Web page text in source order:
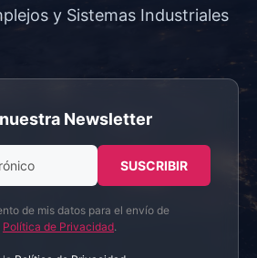
y Sistemas Industriales
Newsletter
de mis datos para el envío de
Política de Privacidad.